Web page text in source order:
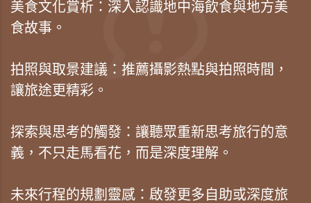
美食文化賞析：深入認識地中海飲食與地方美
食故事。
拍照與取景建議：推薦攝影熱點與拍照時間，
讓旅途更精彩。
探索與思考的觸發：讓聽眾重新思考旅行的意
義，不只走馬看花，而是深度理解。
未來行程的規劃靈感：啟發更多自助或深度旅